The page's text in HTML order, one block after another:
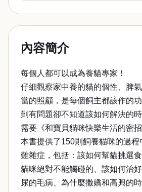
內容簡介
每個人都可以成為養貓專家！
仔細觀察家中養的貓的個性、脾
當的照顧，是每個飼主都該作的
到有問題卻不知道該如何解決的
需要《和寶貝貓咪快樂生活的密
本書提供了150則飼養貓咪的過程
難雜症，包括：該如何幫貓挑選
貓咪絕對不能觸碰的、該如何治
尿的毛病、為什麼撒嬌和高興的